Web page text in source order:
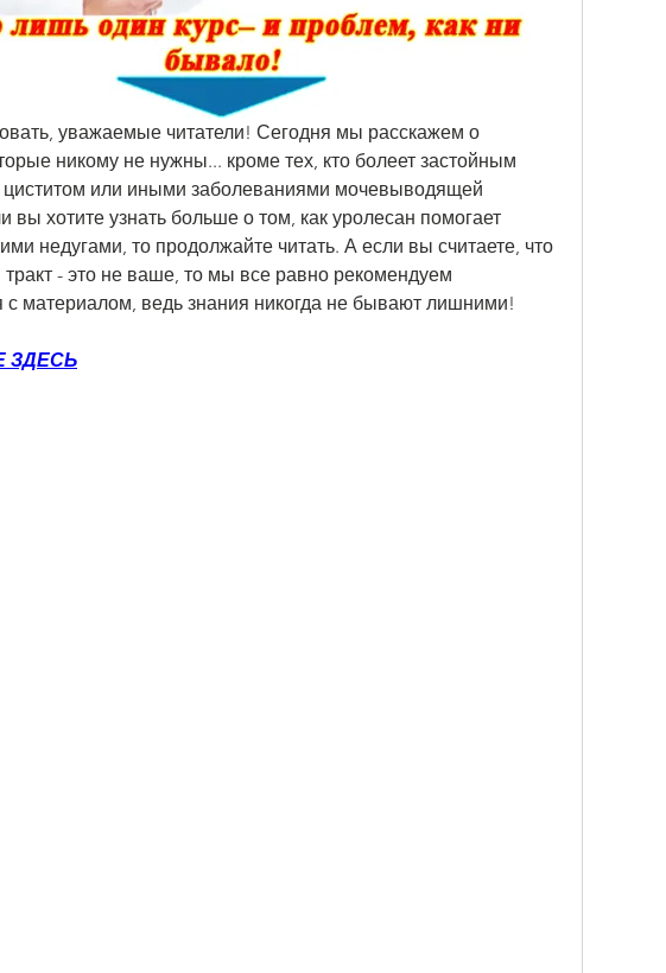
уважаемые читатели! Сегодня мы расскажем о
никому не нужны... кроме тех, кто болеет застойным
циститом или иными заболеваниями мочевыводящей
вы хотите узнать больше о том, как уролесан помогает
недугами, то продолжайте читать. А если вы считаете, что
- это не ваше, то мы все равно рекомендуем
с материалом, ведь знания никогда не бывают лишними!
ЗДЕСЬ